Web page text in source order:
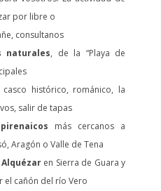
por libre o
consultanos
naturales, de la “Playa de
histórico, románico, la
salir de tapas
más cercanos a
Aragón o Valle de Tena
Alquézar en Sierra de Guara y
el cañón del río Vero